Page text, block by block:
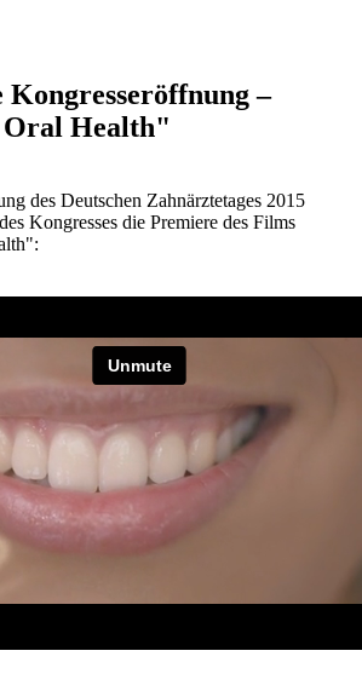
–
Health"
des Deutschen Zahnärztetages 2015
Kongresses die Premiere des Films